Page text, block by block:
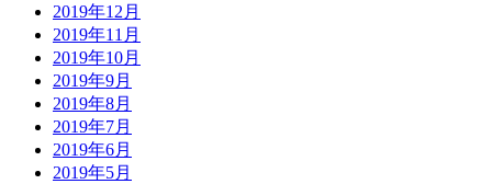
2019年12月
2019年11月
2019年10月
2019年9月
2019年8月
2019年7月
2019年6月
2019年5月